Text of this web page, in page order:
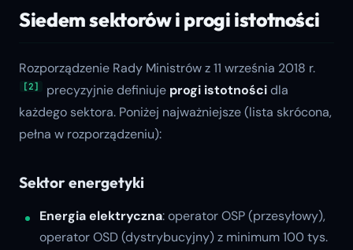
Siedem sektorów i progi istotności
Rozporządzenie Rady Ministrów z 11 września 2018 r.
[2] precyzyjnie definiuje progi istotnościdla
każdego sektora. Poniżej najważniejsze (lista skrócona,
pełna w rozporządzeniu):
Sektor energetyki
Energia elektryczna: operator OSP (przesyłowy),
operator OSD (dystrybucyjny) z minimum 100 tys.